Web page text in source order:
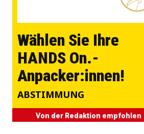
Wählen Sie Ihre
HANDS On.-
Anpacker:innen!
ABSTIMMUNG
Von der Redaktion empfohlen